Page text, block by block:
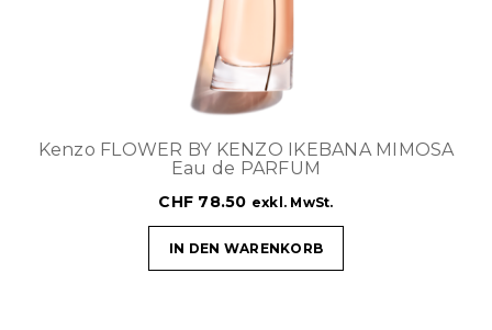
Kenzo FLOWER BY KENZO IKEBANA MIMOSA
Eau de PARFUM
CHF 78.50 exkl. MwSt.
IN DEN WARENKORB